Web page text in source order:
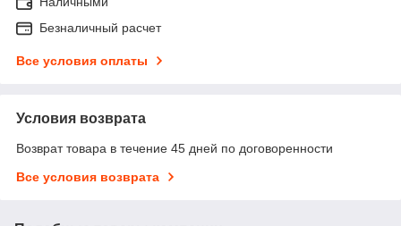
Безналичный расчет
Все условия оплаты
Условия возврата
Возврат товара в течение 45 дней по договоренности
Все условия возврата